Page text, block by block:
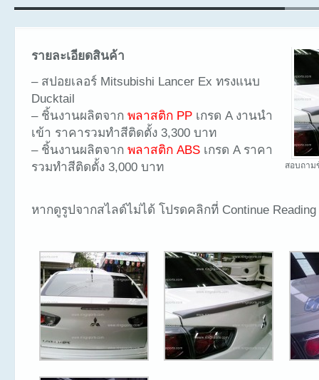
สอบถาม
รายละเอียดสินค้า
– สปอยเลอร์ Mitsubishi Lancer Ex ทรงแนบ
Ducktail
– ชิ้นงานผลิตจาก พลาสติก PP เกรด A งานนำ
เข้า ราคารวมทำสีติดตั้ง 3,300 บาท
– ชิ้นงานผลิตจาก พลาสติก ABS เกรด A ราคา
รวมทำสีติดตั้ง 3,000 บาท
หากดูรูปจากสไลด์ไม่ได้ โปรดคลิกที่ Continue Reading